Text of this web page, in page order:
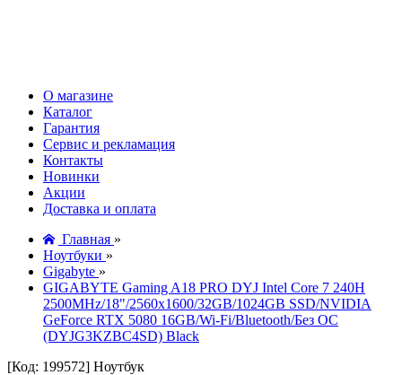
О магазине
Каталог
Гарантия
Сервис и рекламация
Контакты
Новинки
Акции
Доставка и оплата
Главная »
Ноутбуки »
Gigabyte »
GIGABYTE Gaming A18 PRO DYJ Intel Core 7 240H
2500MHz/18"/2560x1600/32GB/1024GB SSD/NVIDIA
GeForce RTX 5080 16GB/Wi-Fi/Bluetooth/Без ОС
(DYJG3KZBC4SD) Black
[Код: 199572] Ноутбук